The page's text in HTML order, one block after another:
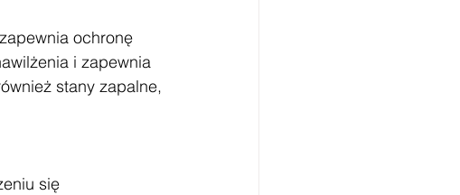
ochronę
i zapewnia
stany zapalne,
się